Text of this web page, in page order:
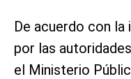
De acuerdo con
por las
el Ministerio